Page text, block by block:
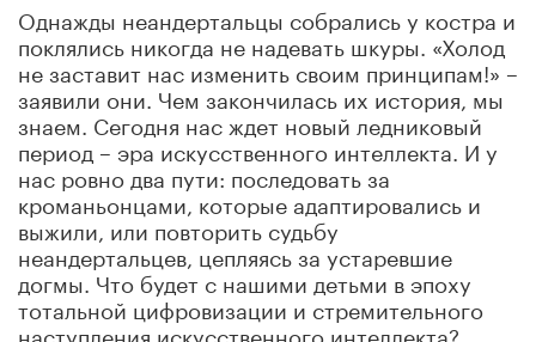
Однажды неандертальцы собрались у костра и
поклялись никогда не надевать шкуры. «Холод
не заставит нас изменить своим принципам!» –
заявили они. Чем закончилась их история, мы
знаем. Сегодня нас ждет новый ледниковый
период – эра искусственного интеллекта. И у
нас ровно два пути: последовать за
кроманьонцами, которые адаптировались и
выжили, или повторить судьбу
неандертальцев, цепляясь за устаревшие
догмы. Что будет с нашими детьми в эпоху
тотальной цифровизации и стремительного
наступления искусственного интеллекта?